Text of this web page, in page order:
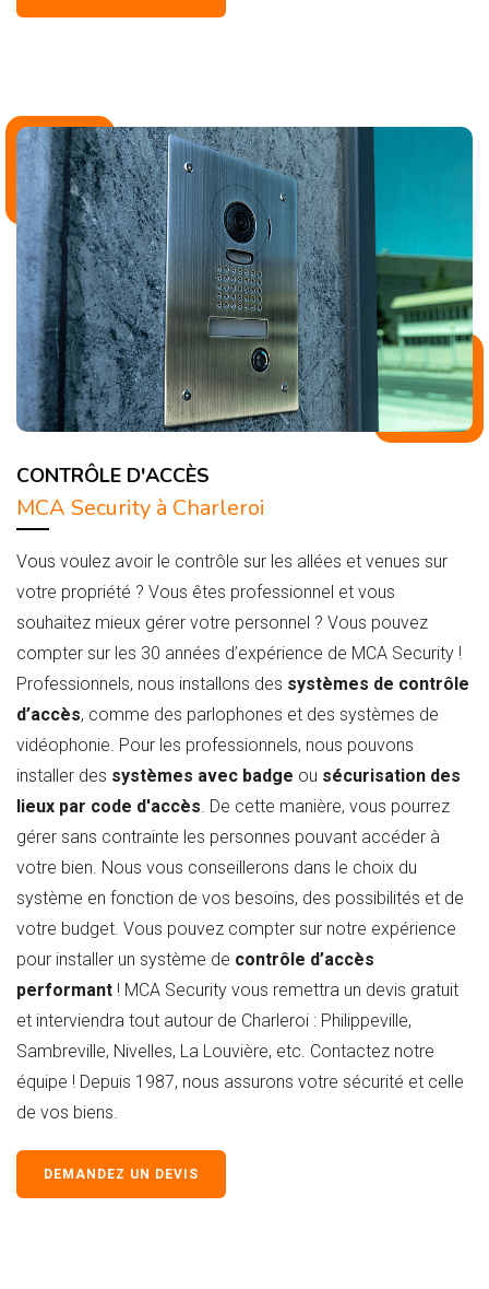
CONTRÔLE D'ACCÈS
MCA Security à Charleroi
Vous voulez avoir le contrôle sur les allées et venues sur
votre propriété ? Vous êtes professionnel et vous
souhaitez mieux gérer votre personnel ? Vous pouvez
compter sur les 30 années d’expérience de MCA Security !
Professionnels, nous installons des systèmes de contrôle
d’accès, comme des parlophones et des systèmes de
vidéophonie. Pour les professionnels, nous pouvons
installer des systèmes avec badge ou sécurisation des
lieux par code d'accès . De cette manière, vous pourrez
gérer sans contrainte les personnes pouvant accéder à
votre bien. Nous vous conseillerons dans le choix du
système en fonction de vos besoins, des possibilités et de
votre budget. Vous pouvez compter sur notre expérience
pour installer un système de contrôle d’accès
performant ! MCA Security vous remettra un devis gratuit
et interviendra tout autour de Charleroi : Philippeville,
Sambreville, Nivelles, La Louvière, etc. Contactez notre
équipe ! Depuis 1987, nous assurons votre sécurité et celle
de vos biens.
DEMANDEZ UN DEVIS